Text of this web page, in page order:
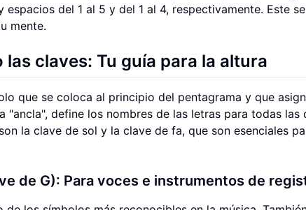
espacios del 1 al 5 y del 1 al 4, respectivamente. Este
mente.
claves: Tu guía para la altura
que se coloca al principio del pentagrama y que
"ancla", define los nombres de las letras para todas las
la clave de sol y la clave de fa, que son esenciales
de G): Para voces e instrumentos de